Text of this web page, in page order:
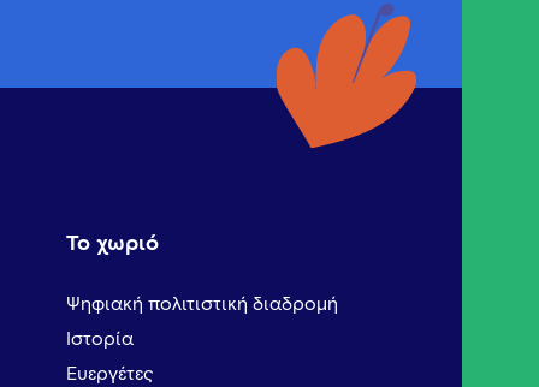
Το χωριό
Ψηφιακή πολιτιστική διαδρομή
Ιστορία
Ευεργέτες